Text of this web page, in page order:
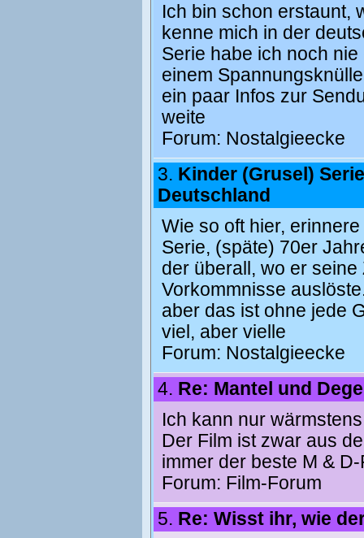
Ich bin schon erstaunt,
kenne mich in der
Serie habe ich noch
einem
ein paar Infos zur
weite
Forum: Nostalgieecke
3. Kinder (Grusel)
Deutschland
Wie so oft hier,
Serie, (späte) 70er
der überall, wo er
Vorkommnisse
aber das ist ohne jede
viel, aber vielle
Forum: Nostalgieecke
4. Re: Mantel und
Ich kann nur
Der Film ist zwar aus
immer der beste M &
Forum: Film-Forum
5. Re: Wisst ihr, wie